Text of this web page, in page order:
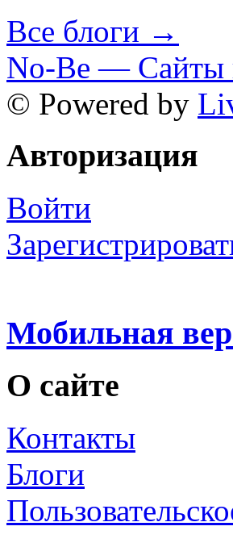
Все блоги →
No-Be — Сайты
© Powered by
Авторизация
Войти
Мобильная
О сайте
Контакты
Блоги